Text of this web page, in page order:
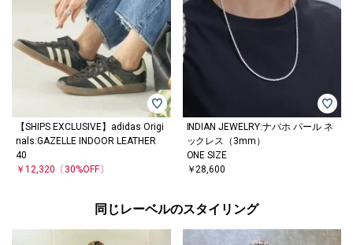
【SHIPS EXCLUSIVE】adidas Origi
nals:GAZELLE INDOOR LEATHER
40
￥12,320 〔30%OFF〕
INDIAN JEWELRY:ナバホ パール ネ
ックレス（3mm）
ONE SIZE
￥28,600
同じレーベルのスタイリング